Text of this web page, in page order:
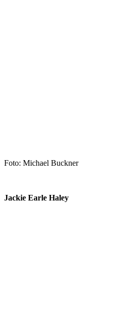
Foto: Michael Buckner
Jackie Earle Haley